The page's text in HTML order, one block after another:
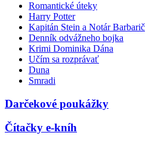
Romantické úteky
Harry Potter
Kapitán Stein a Notár Barbarič
Denník odvážneho bojka
Krimi Dominika Dána
Učím sa rozprávať
Duna
Smradi
Darčekové poukážky
Čítačky e-kníh